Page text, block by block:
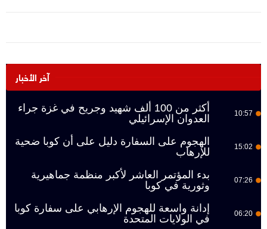
آخر الأخبار
10:57
أكثر من 100 ألف شهيد وجريح في غزة جراء
العدوان الإسرائيلي
15:02
الهجوم على السفارة دليل على أن كوبا ضحية
للإرهاب
07:26
بدء المؤتمر العاشر لأكبر منظمة جماهيرية
وثورية في كوبا
06:20
إدانة واسعة للهجوم الإرهابي على سفارة كوبا
في الولايات المتحدة